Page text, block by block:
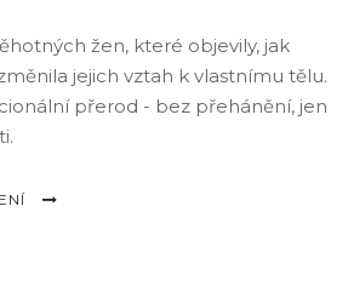
žen, které objevily, jak
jejich vztah k vlastnímu tělu.
přerod - bez přehánění, jen